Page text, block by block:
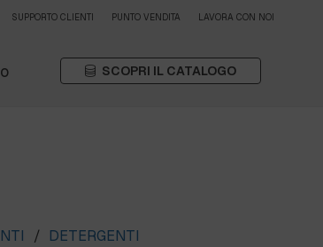
SUPPORTO CLIENTI PUNTO VENDITA LAVORA CON NOI
SCOPRI IL CATALOGO
/ DETERGENTI